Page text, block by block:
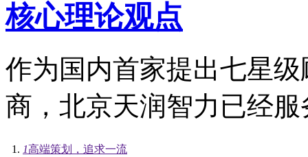
核心理论观点
作为国内首家提出七星
商，北京天润智力已经
1高端策划，追求一流